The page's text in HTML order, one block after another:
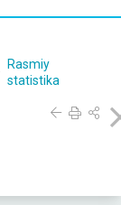
Rasmiy
statistika